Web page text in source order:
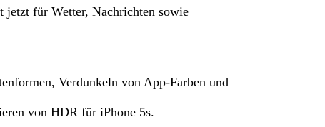
jetzt für Wetter, Nachrichten sowie
Verdunkeln von App-Farben und
von HDR für iPhone 5s.